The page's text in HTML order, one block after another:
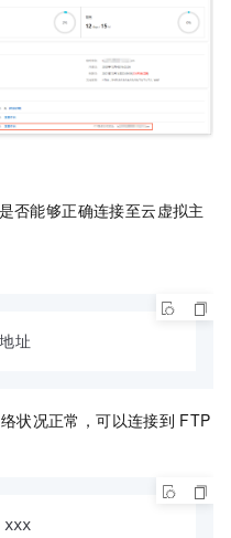
否能够正确连接至云虚拟主
址
状况正常，可以连接到 FTP